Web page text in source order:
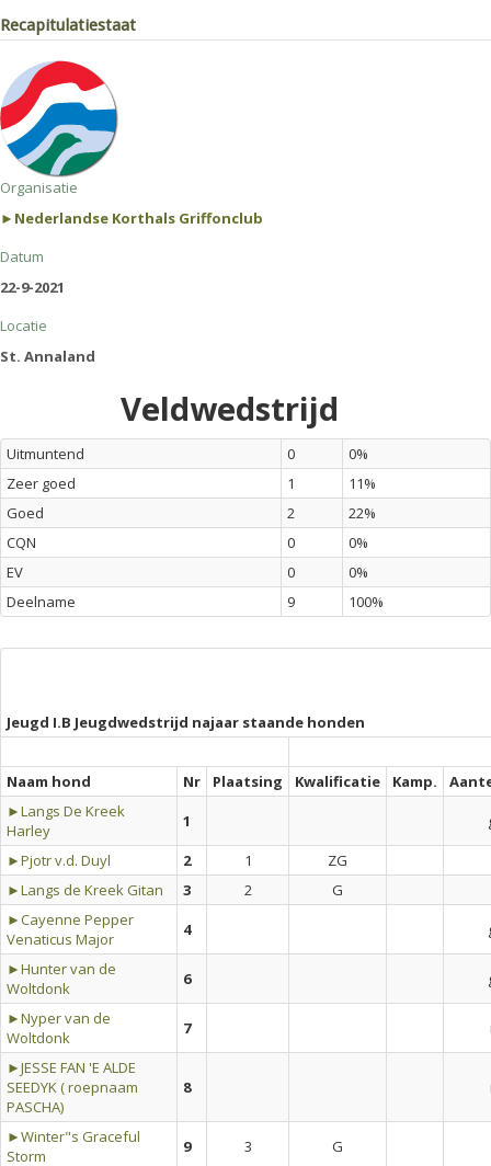
Recapitulatiestaat
Organisatie
►Nederlandse Korthals Griffonclub
Datum
22-9-2021
Locatie
St. Annaland
Veldwedstrijd
Uitmuntend 0
0%
Zeer goed
1
11%
Goed
2
22%
CQN
0
0%
EV
0
0%
Deelname
9 100%
Jeugd I.B Jeugdwedstrijd najaar staande honden
Naam hond Nr Plaatsing Kwalificatie Kamp.
►Langs De Kreek
Harley
1
►Pjotr v.d. Duyl
2 1
ZG
►Langs de Kreek Gitan
3 2
G
►Cayenne Pepper
Venaticus Major
4
►Hunter van de
Woltdonk
6
►Nyper van de
Woltdonk
7
►JESSE FAN 'E ALDE
SEEDYK ( roepnaam
PASCHA)
8
►Winter"s Graceful
Storm
9 3
G